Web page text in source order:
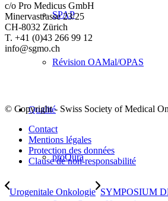
SPAP
Révision OAMal/OPAS
Qualité
proQura
c/o Pro Medicus GmbH
Minervastrasse 23/25
CH-8032 Zürich
T. +41 (0)43 266 99 12
info@sgmo.ch
© Copyright - Swiss Society of Medical
Contact
Mentions légales
Protection des données
Clause de non-responsabilité
Urogenitale Onkologie SYMPOSIUM